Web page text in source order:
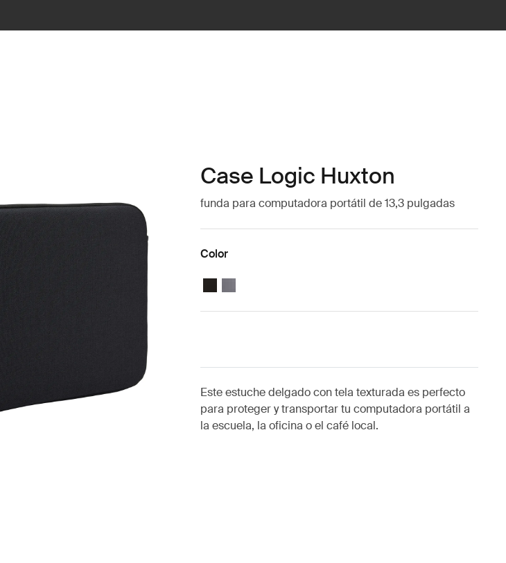
Case Logic Huxton
funda para computadora portátil de 13,3 pulgadas
Color
Case Logic Huxton 13.3" Laptop Sleeve Negro
Case Logic Huxton 13.3" Laptop Sleeve Grafito
Este estuche delgado con tela texturada es perfecto
para proteger y transportar tu computadora portátil a
la escuela, la oficina o el café local.